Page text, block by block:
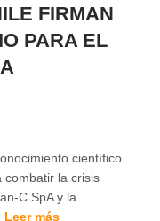
FIRMAN
PARA EL
científico
combatir la crisis
C SpA y la
Leer más